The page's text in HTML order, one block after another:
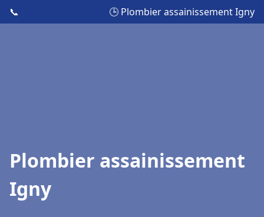
📞 🕒 Plombier assainissement Igny
Plombier assainissement
Igny